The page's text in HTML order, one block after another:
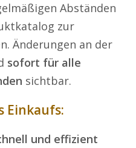
Abständen
zur
Änderungen an der
sofort für alle
sichtbar.
Einkaufs:
und effizient